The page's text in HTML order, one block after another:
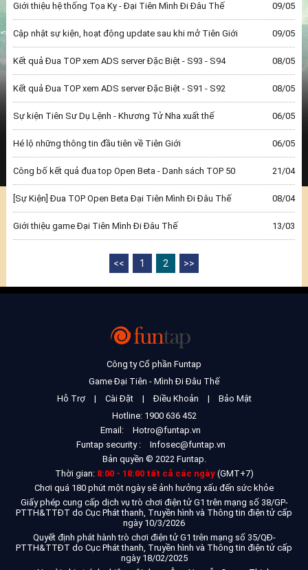
Giới thiệu hệ thống Tọa Kỵ - Đại Tiên Mình Đi Đâu Thế 09/05
Cập nhật sự kiện, hoạt động update sau khi mở Tiên Giới 09/05
Kết quả Đua TOP xem ADS server Đặc Biệt - S93 - S94 08/05
Kết quả Đua TOP xem ADS server Đặc Biệt - S91 - S92 08/05
Sự kiện Tiên Sư Dụ Lệnh - Khương Tử Nha xuất thế 06/05
Hé lộ những thông tin đầu tiên về Tiên Giới 06/05
Công bố kết quả đua top Open Beta - Danh sách TOP 50 21/04
[Sự Kiện] Đua TOP Open Beta Đại Tiên Mình Đi Đâu Thế 08/04
Giới thiệu game Đại Tiên Mình Đi Đâu Thế 13/03
<< 1 2 >>
Công ty Cổ phần Funtap
Game Đại Tiên - Mình Đi Đâu Thế
Hỗ Trợ
| Cài Đặt | Điều Khoản |
Bảo Mật
Hotline: 1900 636 452
Email:
Hotro@funtap.vn
Funtap security :
Infosec@funtap.vn
Bản quyền © 2022 Funtap.
Thời gian: 8:00 - 18:00 tất cả các ngày(GMT+7)
Chơi quá 180 phút một ngày sẽ ảnh hưởng xấu đến sức khỏe
Giấy phép cung cấp dịch vụ trò chơi điện tử G1 trên mạng số 38/GP-
PTTH&TTĐT do Cục Phát thanh, Truyền hình và Thông tin điện tử cấp
ngày 10/3/2026
Quyết định phát hành trò chơi điện tử G1 trên mạng số 35/QĐ-
PTTH&TTĐT do Cục Phát thanh, Truyền hình và Thông tin điện tử cấp
ngày 18/02/2025